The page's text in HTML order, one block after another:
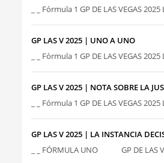
_ _ Fórmula 1 GP DE LAS VEGAS
GP LAS V 2025 | UNO A UNO
_ _ Fórmula 1 GP DE LAS VEGAS
GP LAS V 2025 | NOTA SOBRE LA
_ _ Fórmula 1 GP DE LAS VEGAS
GP LAS V 2025 | LA INSTANCIA
_ _ FÓRMULA UNO GP DE LAS